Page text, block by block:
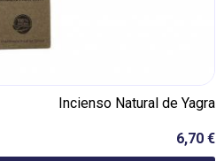
Incienso Natural de Yagra
6,70 €